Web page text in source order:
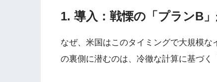
1. 導入：戦慄の「プランB
なぜ、米国はこのタイミングで大規模な
の裏側に潜むのは、冷徹な計算に基づく